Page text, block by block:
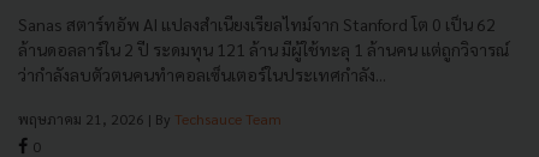
Sanas สตาร์ทอัพ AI แปลงสำเนียงเรียลไทม์จาก Stanford โต 0 เป็น 62
ล้านดอลลาร์ใน 2 ปี ระดมทุน 121 ล้าน มีผู้ใช้ทะลุ 1 ล้านคน แต่ถูกวิจารณ์
ว่ากำลังลบตัวตนคนทำคอลเซ็นเตอร์ในประเทศกำลัง...
พฤษภาคม 21, 2026 | By Techsauce Team
0